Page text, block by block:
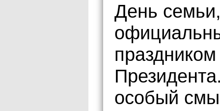
День
особый